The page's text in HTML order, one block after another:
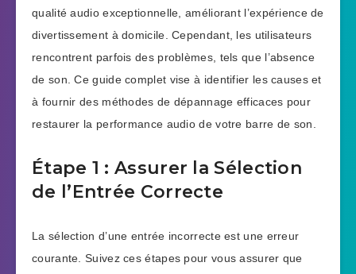
qualité audio exceptionnelle, améliorant l’expérience de
divertissement à domicile. Cependant, les utilisateurs
rencontrent parfois des problèmes, tels que l’absence
de son. Ce guide complet vise à identifier les causes et
à fournir des méthodes de dépannage efficaces pour
restaurer la performance audio de votre barre de son.
Étape 1 : Assurer la Sélection
de l’Entrée Correcte
La sélection d’une entrée incorrecte est une erreur
courante. Suivez ces étapes pour vous assurer que